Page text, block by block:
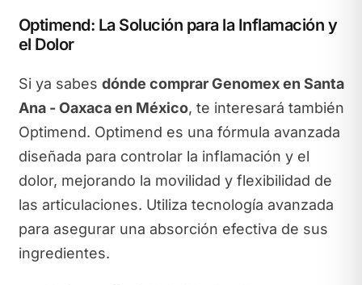
Optimend: La Solución para la Inflamación y
el Dolor
Si ya sabes dónde comprar Genomex en Santa
Ana - Oaxaca en México, te interesará también
Optimend. Optimend es una fórmula avanzada
diseñada para controlar la inflamación y el
dolor, mejorando la movilidad y flexibilidad de
las articulaciones. Utiliza tecnología avanzada
para asegurar una absorción efectiva de sus
ingredientes.